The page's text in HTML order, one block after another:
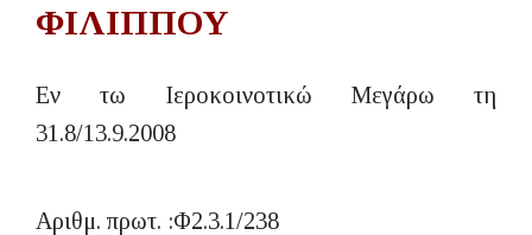
ΦΙΛΙΠΠΟΥ
Εν τω Ιεροκοινοτικώ Μεγάρω τη
31.8/13.9.2008
Αριθμ. πρωτ. :Φ2.3.1/238